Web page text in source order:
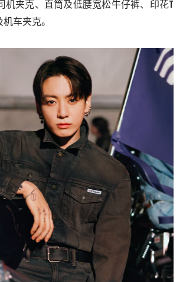
机夹克、直筒及低腰宽松牛仔裤、印花
车夹克。